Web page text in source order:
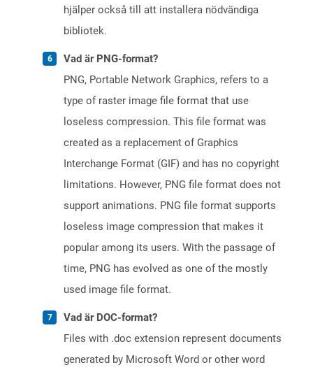
hjälper också till att installera nödvändiga
bibliotek.
Vad är PNG-format?
PNG, Portable Network Graphics, refers to a
type of raster image file format that use
loseless compression. This file format was
created as a replacement of Graphics
Interchange Format (GIF) and has no copyright
limitations. However, PNG file format does not
support animations. PNG file format supports
loseless image compression that makes it
popular among its users. With the passage of
time, PNG has evolved as one of the mostly
used image file format.
Vad är DOC-format?
Files with .doc extension represent documents
generated by Microsoft Word or other word